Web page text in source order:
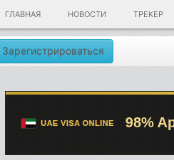
ГЛАВНАЯ НОВОСТИ ТРЕКЕР
Зарегистрироваться